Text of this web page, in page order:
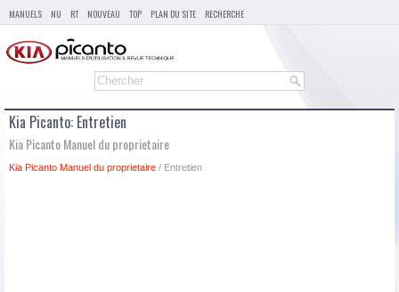
MANUELS NU RT NOUVEAU TOP PLAN DU SITE RECHERCHE
Kia Picanto: Entretien
Kia Picanto Manuel du proprietaire
Kia Picanto Manuel du proprietaire / Entretien